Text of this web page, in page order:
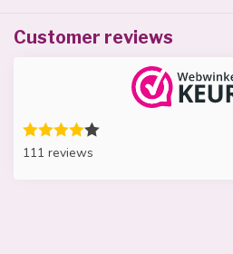
Customer reviews
111 reviews